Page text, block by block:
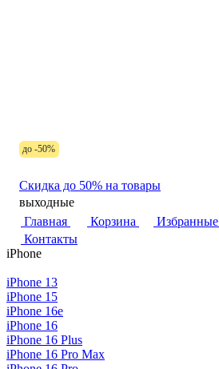
до -50%
Скидка до 50% на товары
выходные
Главная
Корзина Избранные
Контакты
iPhone
iPhone 13
iPhone 15
iPhone 16e
iPhone 16
iPhone 16 Plus
iPhone 16 Pro Max